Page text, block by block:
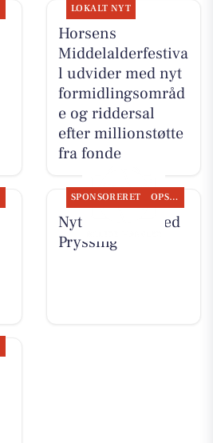
LOKALT NYT
Horsens
Middelalderfestiva
l udvider med nyt
formidlingsområd
e og riddersal
efter millionstøtte
fra fonde
SPONSORERET OPSLAGSTAVLEN
Nyt fra Guldsmed
Pryssing